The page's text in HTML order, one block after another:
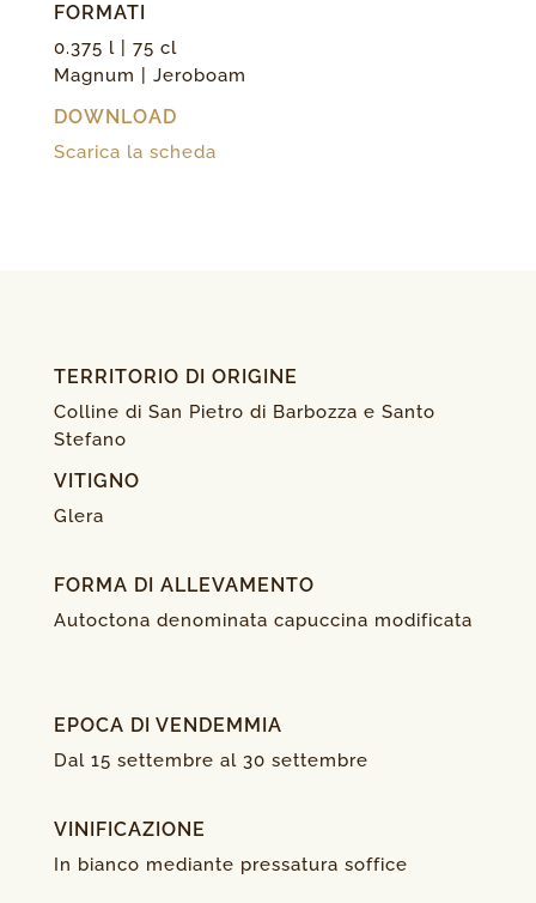
FORMATI
0.375 l | 75 cl
Magnum | Jeroboam
DOWNLOAD
Scarica la scheda
TERRITORIO DI ORIGINE
Colline di San Pietro di Barbozza e Santo
Stefano
VITIGNO
Glera
FORMA DI ALLEVAMENTO
Autoctona denominata capuccina modificata
EPOCA DI VENDEMMIA
Dal 15 settembre al 30 settembre
VINIFICAZIONE
In bianco mediante pressatura soffice